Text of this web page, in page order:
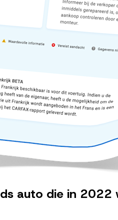
auto die in